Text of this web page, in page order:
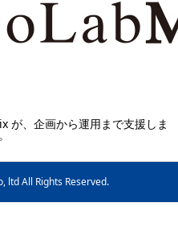
が、企画から運用まで支援しま
ltd All Rights Reserved.